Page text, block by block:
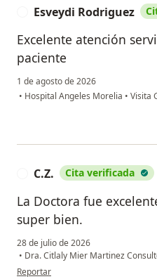
Esveydi Rodriguez
Excelente atención
paciente
1 de agosto de 2026
• Hospital Angeles Morelia • Visita
C.Z. Cita verificada
La Doctora fue
super bien.
28 de julio de 2026
• Dra. Citlaly Mier Martinez
en opinión del usuario C.Z.
Reportar